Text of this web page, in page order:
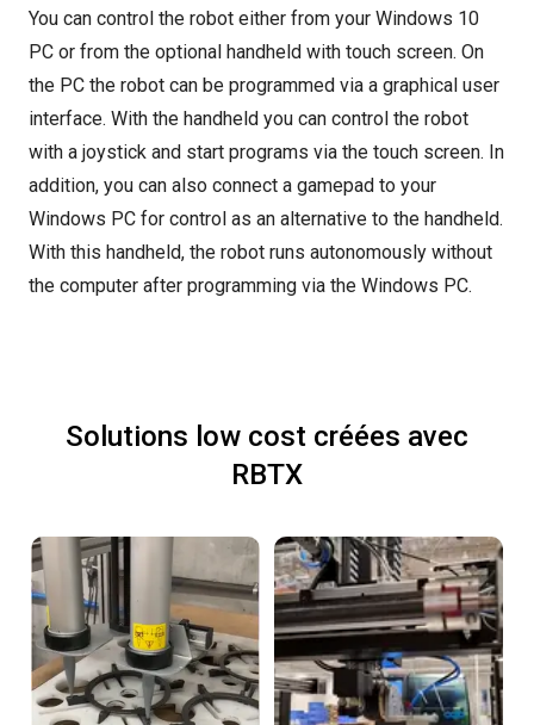
You can control the robot either from your Windows 10
PC or from the optional handheld with touch screen. On
the PC the robot can be programmed via a graphical user
interface. With the handheld you can control the robot
with a joystick and start programs via the touch screen. In
addition, you can also connect a gamepad to your
Windows PC for control as an alternative to the handheld.
With this handheld, the robot runs autonomously without
the computer after programming via the Windows PC.
Solutions low cost créées avec
RBTX